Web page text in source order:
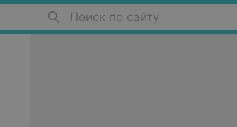
Поиск по сайту